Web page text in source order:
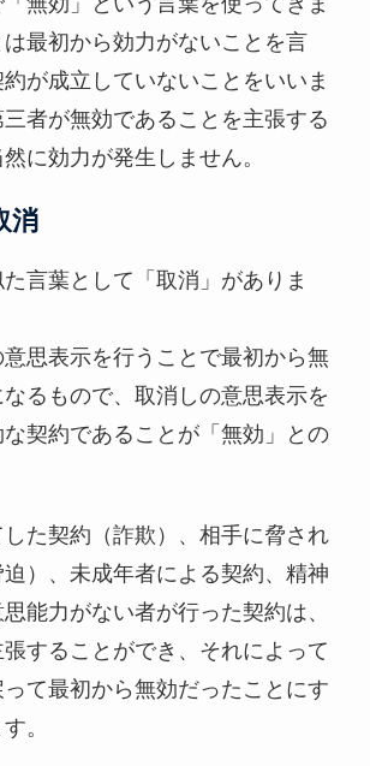
は最初から効力がないことを言
が成立していないことをいいま
者が無効であることを主張する
に効力が発生しません。
消
言葉として「取消」がありま
思表示を行うことで最初から無
るもので、取消しの意思表示を
契約であることが「無効」との
た契約（詐欺）、相手に脅され
）、未成年者による契約、精神
思能力がない者が行った契約は、
することができ、それによって
て最初から無効だったことにす
。